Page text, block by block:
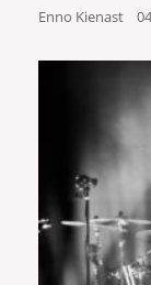
Enno Kienast